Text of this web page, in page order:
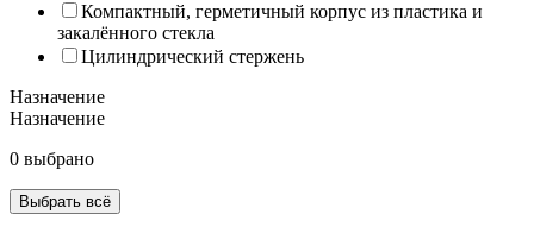
Компактный, герметичный корпус из пластика и
закалённого стекла
Цилиндрический стержень
Назначение
Назначение
0 выбрано
Выбрать всё